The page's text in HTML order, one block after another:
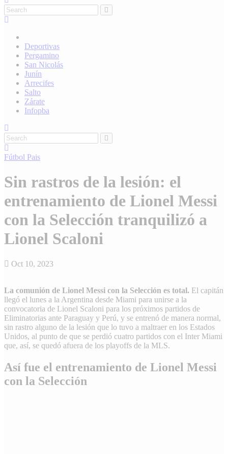
Deportivas
Pergamino
San Nicolás
Junín
Arrecifes
Salto
Zárate
Infopba
Fútbol Pais
Sin rastros de la lesión: el
entrenamiento de Lionel Messi
con la Selección tranquilizó a
Lionel Scaloni
Oct 10, 2023
La comunión de Lionel Messi con la Selección es total. El capitán
llegó el lunes a la Argentina desde Miami para unirse a la
convocatoria de Lionel Scaloni para los próximos partidos de
Eliminatorias ante Paraguay y Perú, y se entrenó de manera normal,
sin rastro alguno de la lesión que lo tuvo a maltraer en los Estados
Unidos, al punto de que se perdió cuatro partidos con el Inter Miami
que, así, se quedó afuera de los playoffs de la MLS.
Así fue el entrenamiento de Lionel Messi
con la Selección